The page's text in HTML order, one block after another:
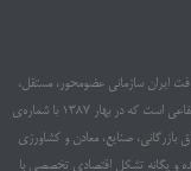
ایران سازمانی عضومحور، مستقل،
غیر دولتی و غیر انتفاعی است که در بهار ۱۳۸۷ با شماره‌ی
در اتاق بازرگانی، صنایع، معادن و کشاورزی
و یگانه تشکل اقتصادی تخصصی با